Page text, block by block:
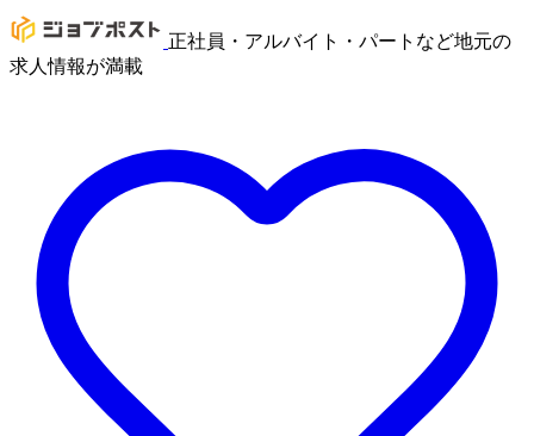
正社員・アルバイト・パートなど地元の
求人情報が満載